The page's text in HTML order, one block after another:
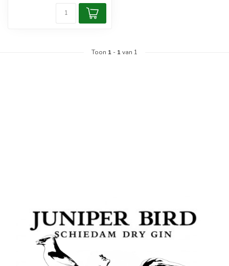
Toon 1 - 1van 1